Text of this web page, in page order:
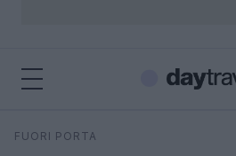
Cerca
FUORI PORTA